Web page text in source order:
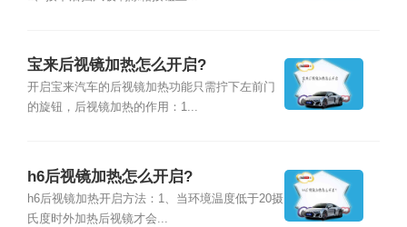
宝来后视镜加热怎么开启?
开启宝来汽车的后视镜加热功能只需拧下左前门
的旋钮，后视镜加热的作用：1...
h6后视镜加热怎么开启?
h6后视镜加热开启方法：1、当环境温度低于20摄
氏度时外加热后视镜才会...